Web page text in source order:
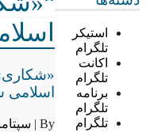
استیکر
تلگرام
اکانت
تلگرام
برنامه
تلگرام
تلگرام
By | سپتامبر 2,